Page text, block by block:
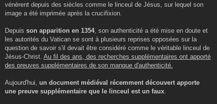
vénèrent depuis des siècles comme le linceul de Jésus, sur lequel son
image a été imprimée après la crucifixion.
Depuis son apparition en 1354, son authenticité a été mise en doute et
les autorités du Vatican se sont à plusieurs reprises opposées sur la
question de savoir s'il devait être considéré comme le véritable linceul de
Jésus-Christ. Au fil des ans, des recherches supplémentaires ont apporté
des preuves supplémentaires de son manque d'authenticité.
Aujourd'hui, un document médiéval récemment découvert apporte
une preuve supplémentaire que le linceul est un faux